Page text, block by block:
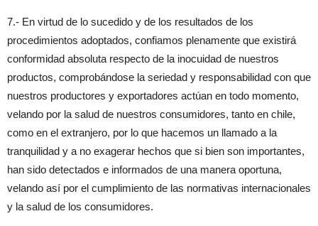
7.- En virtud de lo sucedido y de los resultados de los
procedimientos adoptados, confiamos plenamente que existirá
conformidad absoluta respecto de la inocuidad de nuestros
productos, comprobándose la seriedad y responsabilidad con que
nuestros productores y exportadores actúan en todo momento,
velando por la salud de nuestros consumidores, tanto en chile,
como en el extranjero, por lo que hacemos un llamado a la
tranquilidad y a no exagerar hechos que si bien son importantes,
han sido detectados e informados de una manera oportuna,
velando así por el cumplimiento de las normativas internacionales
y la salud de los consumidores.